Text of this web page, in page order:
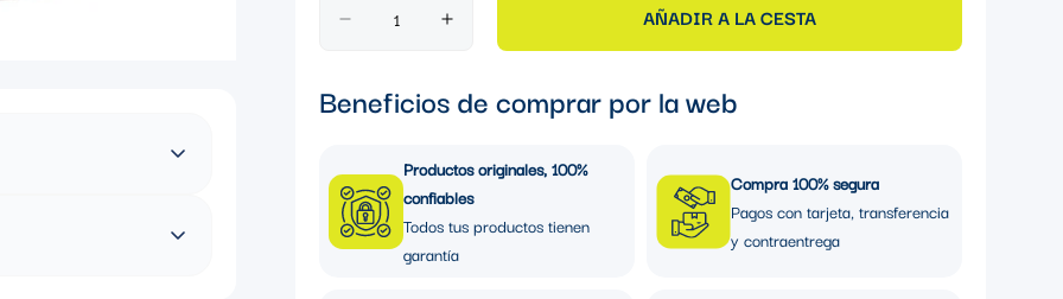
para
AÑADIR A LA CESTA
Beneficios de comprar por la web
Productos originales, 100%
confiables
Todos tus productos tienen
garantía
Compra 100% segura
Pagos con tarjeta, transferencia
y contraentrega